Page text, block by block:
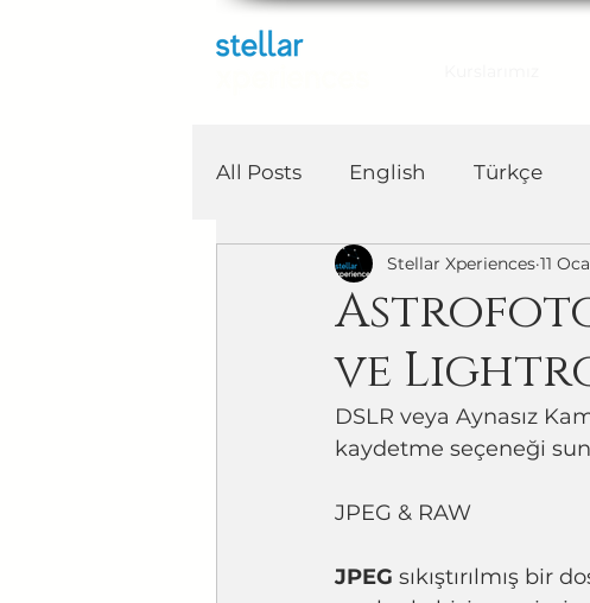
All Posts English Türkçe
ve
Stellar Xperiences 11
DSLR veya Aynasız
kaydetme seçeneği
JPEG & RAW
JPEG sıkıştırılmış bir